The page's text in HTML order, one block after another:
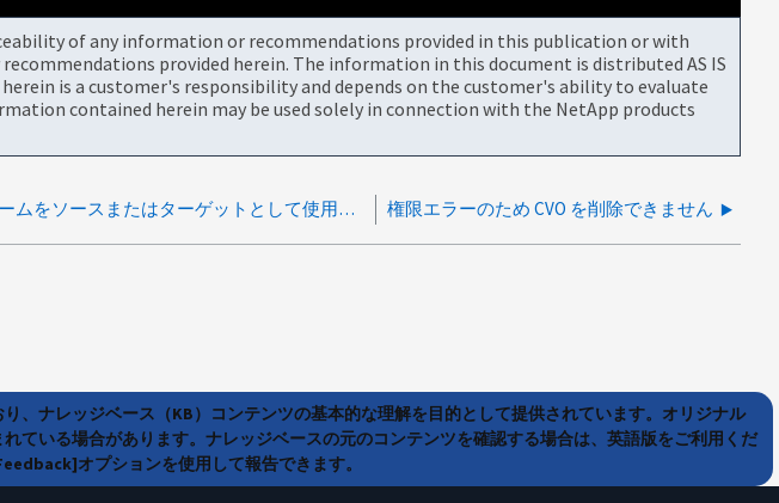
of any information or recommendations provided in this publication or with
provided herein. The information in this document is distributed AS IS
is a customer's responsibility and depends on the customer's ability to evaluate
contained herein may be used solely in connection with the NetApp products
CVOボリュームをソースまたはターゲットとして使用している場合に同期関係を作成できない 権限エラーのため CVO を削除できません
、ナレッジベース（KB）コンテンツの基本的な理解を目的として提供されています。オリジナル
ている場合があります。ナレッジベースの元のコンテンツを確認する場合は、英語版をご利用くだ
オプションを使用して報告できます。